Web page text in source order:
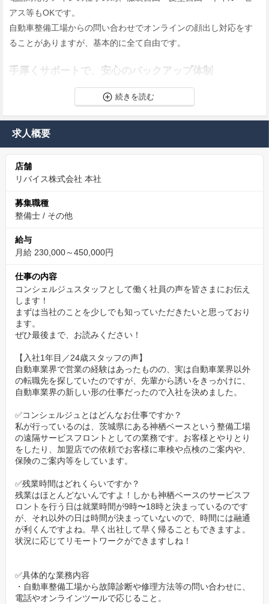
アス等もOKです。
自動車整備工場からの問い合わせでオンラインの顔出し対応をす
ることがありますが、基本的に全て自由です。
手厚くサポートで、安心のバックアップ体制
わからないことは先輩社員にすぐに相談できる環境です。
仕事に慣れるまで手厚くサポートします！
＜中途社員の声＞
「私自身も整備士経験はないのですが、オペレーションはかなり
はマニュアルがあるので、見ながらであれば業務に困ることはな
いですよ（笑）」
自動車業界での経験が活かせし、キャリアチェンジ
す。
できる環境となっています。
また、コールセンターでの職務経験がある方は、年齢を問わず大
歓迎です。
その知識と経験で私達と一緒に自動車業界を盛り上げていきまし
ょう！
スキルを待遇に反映する人事制度
当社は年功序列によって給与を決める制度を設けておらず、地道
キルアップに励んでもらえる環境です。
＜中途社員の声＞
「業務の中で部品名がわからない場合は都度調べて、日々勉強で
すね。部品を覚えるとプロとしての知識も増えると前向きに捉え
ています！」
求人概要
店舗
リバイス株式会社 本社
募集職種
整備士 / その他
給与
月給 230,000～450,000円
仕事の内容
コンシェルジュスタッフとして働く社員の声を皆さまにお伝え
します！
まずは当社のことを少しでも知っていただきたいと思っており
ます。
ぜひ最後まで、お読みください！
【入社1年目／24歳スタッフの声】
自動車業界で営業の経験はあったものの、実は自動車業界以外
の転職先を探していたのですが、先輩から誘いをきっかけに、
自動車業界の新しい形の仕事だったので入社を決めました。
✅コンシェルジュとはどんなお仕事ですか？
私が行っているのは、茨城県にある神栖ベースという整備工場
の遠隔サービスフロントとしての業務です。お客様とやりとり
をしたり、加盟店での依頼でお客様に車検や点検のご案内や、
保険のご案内等をしています。
✅残業時間はどれくらいですか？
残業はほとんどないんですよ！しかも神栖ベースのサービスフ
ロントを行う日は就業時間が9時〜18時と決まっているのです
が、それ以外の日は時間が決まっていないので、時間には融通
が利くんですよね。早く出社して早く帰ることもできますよ。
状況に応じてリモートワークができますしね！
✅具体的な業務内容
・自動車整備工場から故障診断や修理方法等の問い合わせに、
電話やオンラインツールで応じること。